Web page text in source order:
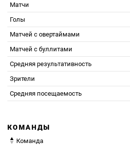
Матчи
Голы
Матчей с овертаймами
Матчей с буллитами
Средняя результативность
Зрители
Средняя посещаемость
КОМАНДЫ
Команда